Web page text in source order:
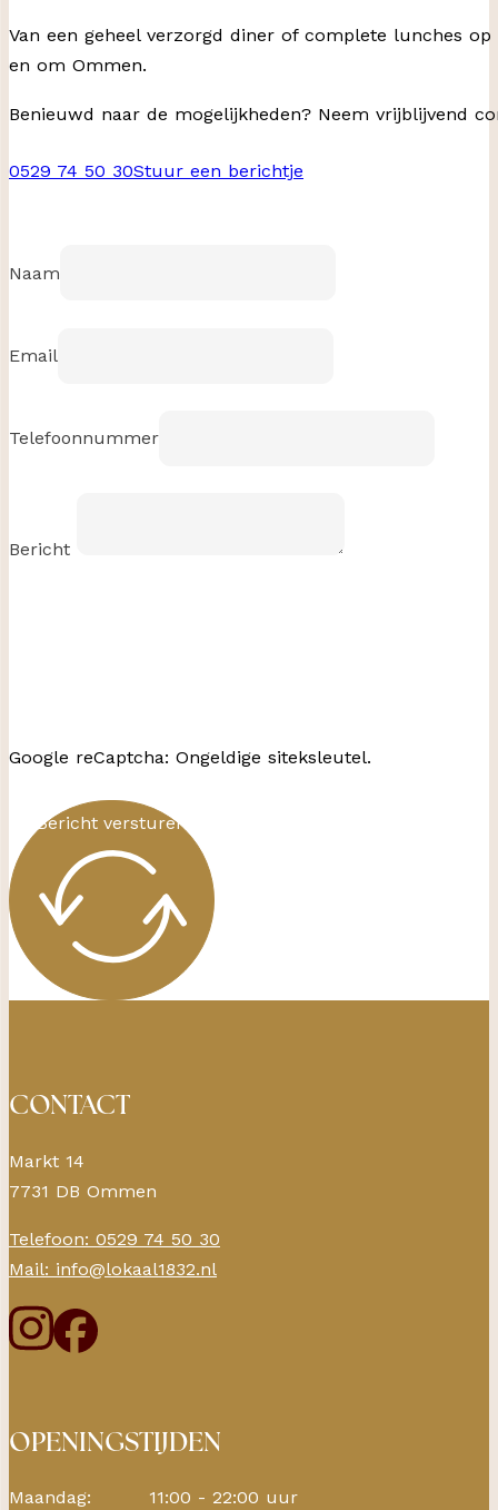
Van een geheel verzorgd diner of complete lunches
en om Ommen.
Benieuwd naar de mogelijkheden? Neem vrijblijvend
0529 74 50 30Stuur een berichtje
Naam
Email
Telefoonnummer
Bericht
Google reCaptcha: Ongeldige siteksleutel.
Bericht versturen
CONTACT
Markt 14
7731 DB Ommen
Telefoon: 0529 74 50 30
Mail: info@lokaal1832.nl
OPENINGSTIJDEN
Maandag:
11:00 - 22:00 uur